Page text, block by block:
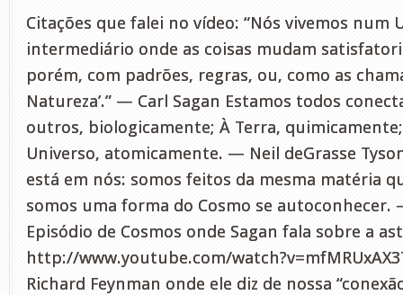
Citações que falei no vídeo: “Nós vivemos num
intermediário onde as coisas mudam
porém, com padrões, regras, ou, como as
Natureza’.” — Carl Sagan Estamos todos
outros, biologicamente; À Terra,
Universo, atomicamente. — Neil deGrasse
está em nós: somos feitos da mesma matéria
somos uma forma do Cosmo se autoconhecer.
Episódio de Cosmos onde Sagan fala sobre a
http://www.youtube.com/
Richard Feynman onde ele diz de nossa